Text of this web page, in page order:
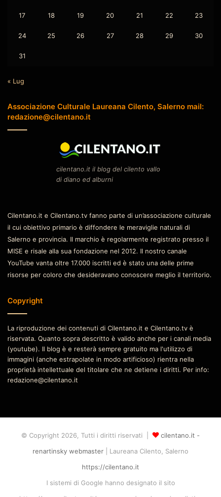
17 18 19 20 21 22 23
24 25 26 27 28 29 30
31
« Lug
Associazione Culturale Laureana Cilento, Salerno mail:
redazione@cilentano.it
cilentano.it il blog del cilento vallo
di diano ed alburni
Cilentano.it e Cilentano.tv fanno parte di un’associazione culturale
il cui obiettivo primario è diffondere le meraviglie naturali di
Salerno e provincia. Il marchio è regolarmente registrato presso il
MISE e risale alla sua fondazione nel 2012. Il nostro canale
YouTube vanta oltre 17.000 iscritti ed è stato una delle prime
risorse per coloro che desideravano conoscere meglio il territorio.
Copyright
La riproduzione dei contenuti di Cilentano.it e Cilentano.tv è
riservata. Quanto sopra descritto è valido anche per i canali media
(youtube). Il blog è e resterà sempre gratuito ma l'utilizzo di
immagini (anche estrapolate in modo artificioso) rientra nella
proprietà intellettuale del titolare che ne detiene i diritti. Per info:
redazione@cilentano.it
© Copyright 2026, Tutti i diritti riservati |
cilentano.it -
renartinsky webmaster | Laureana Cilento, Salerno
https://cilentano.it
I sistemi di Google hanno designato il sito